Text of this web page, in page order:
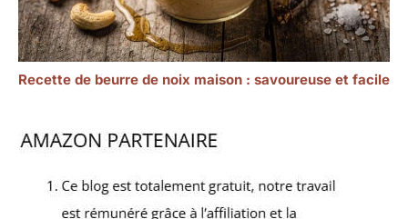
Recette de beurre de noix maison : savoureuse et facile